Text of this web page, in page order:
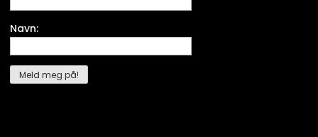
Navn: